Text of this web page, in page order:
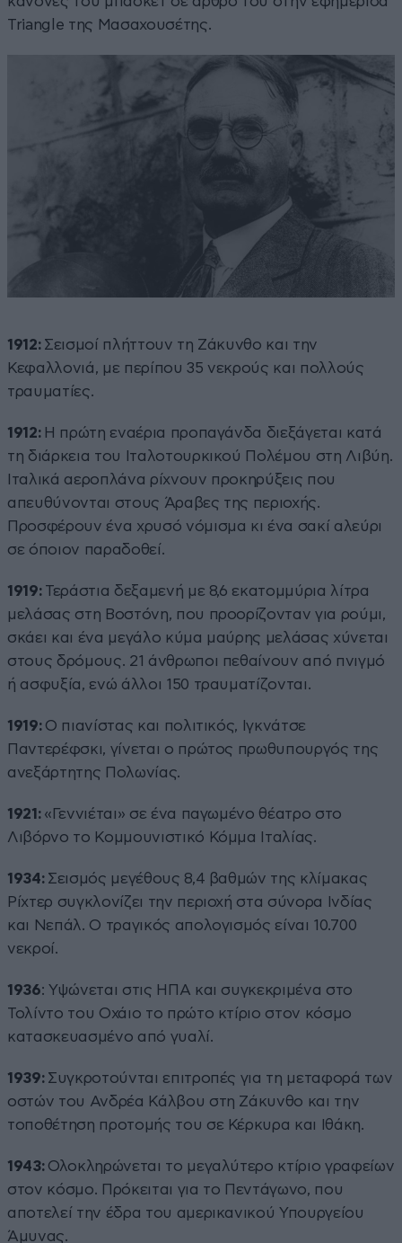
Triangle της Μασαχουσέτης.
1912: Σεισμοί πλήττουν τη Ζάκυνθο και την
Κεφαλλονιά, με περίπου 35 νεκρούς και πολλούς
τραυματίες.
1912: Η πρώτη εναέρια προπαγάνδα διεξάγεται κατά
τη διάρκεια του Iταλοτουρκικού Πολέμου στη Λιβύη.
Ιταλικά αεροπλάνα ρίχνουν προκηρύξεις που
απευθύνονται στους Άραβες της περιοχής.
Προσφέρουν ένα χρυσό νόμισμα κι ένα σακί αλεύρι
σε όποιον παραδοθεί.
1919: Τεράστια δεξαμενή με 8,6 εκατομμύρια λίτρα
μελάσας στη Βοστόνη, που προορίζονταν για ρούμι,
σκάει και ένα μεγάλο κύμα μαύρης μελάσας χύνεται
στους δρόμους. 21 άνθρωποι πεθαίνουν από πνιγμό
ή ασφυξία, ενώ άλλοι 150 τραυματίζονται.
1919: Ο πιανίστας και πολιτικός, Ιγκνάτσε
Παντερέφσκι, γίνεται ο πρώτος πρωθυπουργός της
ανεξάρτητης Πολωνίας.
1921: «Γεννιέται» σε ένα παγωμένο θέατρο στο
Λιβόρνο το Κοµµουνιστικό Κόµµα Ιταλίας.
1934: Σεισμός μεγέθους 8,4 βαθμών της κλίμακας
Ρίχτερ συγκλονίζει την περιοχή στα σύνορα Ινδίας
και Νεπάλ. Ο τραγικός απολογισμός είναι 10.700
νεκροί.
1936: Υψώνεται στις ΗΠΑ και συγκεκριμένα στο
Τολίντο του Οχάιο το πρώτο κτίριο στον κόσμο
κατασκευασμένο από γυαλί.
1939: Συγκροτούνται επιτροπές για τη μεταφορά των
οστών του Ανδρέα Κάλβου στη Ζάκυνθο και την
τοποθέτηση προτομής του σε Κέρκυρα και Ιθάκη.
1943: Ολοκληρώνεται το μεγαλύτερο κτίριο γραφείων
στον κόσμο. Πρόκειται για το Πεντάγωνο, που
αποτελεί την έδρα του αμερικανικού Υπουργείου
Άμυνας.